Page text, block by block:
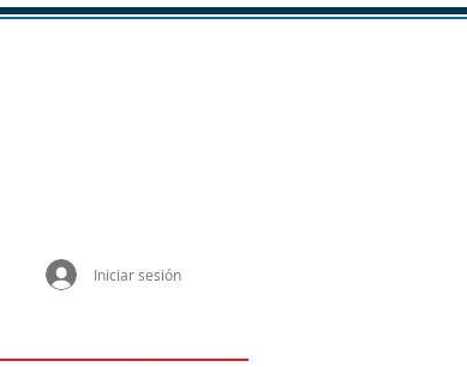
Iniciar sesión